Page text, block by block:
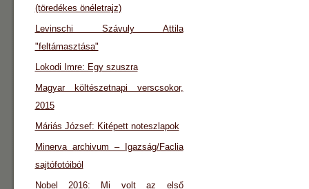
(töredékes önéletrajz)
Levinschi Szávuly Attila
"feltámasztása"
Lokodi Imre: Egy szuszra
Magyar költészetnapi verscsokor,
2015
Máriás József: Kitépett noteszlapok
Minerva archivum – Igazság/Faclia
sajtófotóiból
Nobel 2016: Mi volt az első